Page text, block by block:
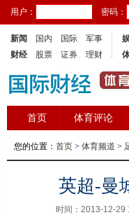
用户： 密码：
新闻 国内 国际
军事
财经
股票 证券 理财
首页 体育评论
您的位置： 首页 > 体育频道 >
英超-曼
时间：2013-12-